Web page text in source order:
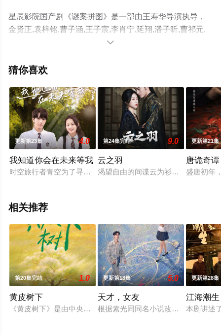
星辰影院国产剧《谜案拼图》是一部由王寿华导演执导，
金贤正,袁梓铭,曹子涵,王子宸,李肖宁,延翔,潘子昕,曹祁元,
刘佳萌,赵刚,苏雨润,宋一,周子贺,曹娜,沈天,刘廷楷,卜文革,
揭晓（第34集完结），手机免费观看高清无删减完整版电
剧、电视猫或剧情网等平台了解。

猜你喜欢
更新第23集 4.0
我知道你会在未来等我
时空旅行者青空为了寻找遗失的能量核心来到地球，与热情单
第24集完结 9.0
云之羽
渴望自由的间谍云为衫（虞书欣饰）
更新第21集
唐诡奇谭
盛唐初年
相关推荐
第20集完结 1.0
黄皮树下
《黄皮树下》是由中央广播电视总台农业农村节目中心联合中
更新第18集 5.0
天才，女友
根据素光同同名小说改编。江逾白长
更新第28集
江海潮生
本剧讲述